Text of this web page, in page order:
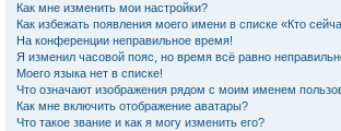
Как мне изменить мои настройки?
Как избежать появления моего имени в списке «Кто
На конференции неправильное время!
Я изменил часовой пояс, но время всё равно
Моего языка нет в списке!
Что означают изображения рядом с моим именем
Как мне включить отображение аватары?
Что такое звание и как я могу изменить его?